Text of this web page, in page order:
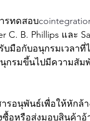
รทดสอบ
B. Phillips และ
มือกับอนุกรมเวลา
กรมขึ้นไปมีความสัม
รอนุพันธ์เพื่อให้หักล้
อหรือส่งมอบสินค้าอ้